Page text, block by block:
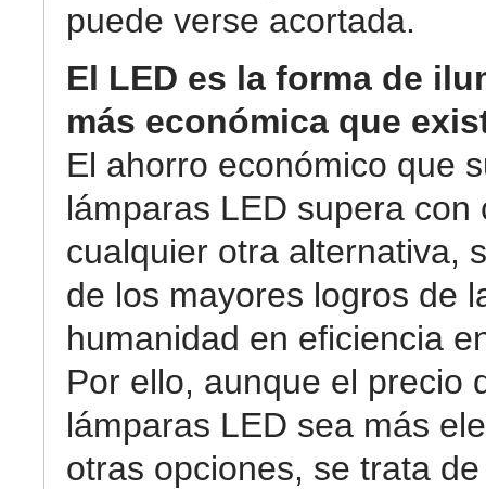
puede verse acortada.
El LED es la forma de
más económica que
El ahorro económico que
lámparas LED supera con
cualquier otra alternativa,
de los mayores logros de
humanidad en eficiencia
Por ello, aunque el precio
lámparas LED sea más
otras opciones, se trata